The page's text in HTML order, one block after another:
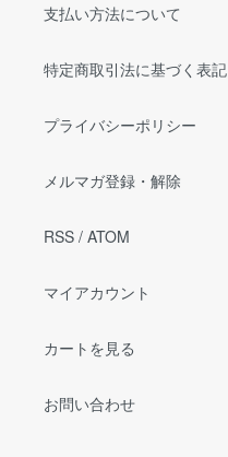
支払い方法について
特定商取引法に基づく表記
プライバシーポリシー
メルマガ登録・解除
RSS / ATOM
マイアカウント
カートを見る
お問い合わせ